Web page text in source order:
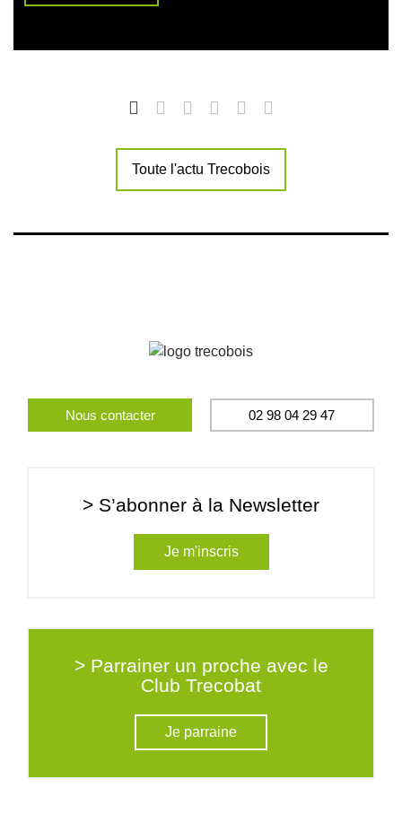
Toute l'actu Trecobois
Nous contacter 02 98 04 29 47
> S’abonner à la Newsletter
Je m'inscris
> Parrainer un proche avec le
Club Trecobat
Je parraine